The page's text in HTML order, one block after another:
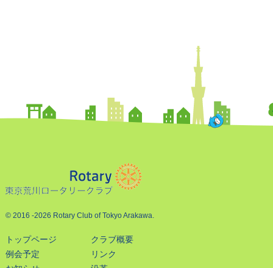
© 2016 -2026 Rotary Club of Tokyo Arakawa.
トップページ
例会予定
クラブ概要
リンク